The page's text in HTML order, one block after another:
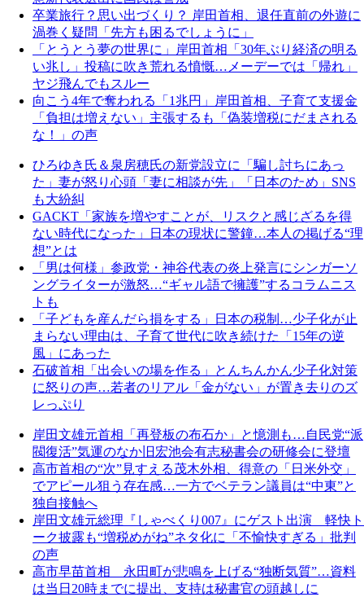
卒業旅行？思い出づくり？ 岸田首相、退任直前の外遊に
渦巻く疑問「先方も困るでしょうに」
「とうとう夢の世界に」岸田首相「30年ぶり経済の明る
い兆し」投稿に吹き荒れる憤慨…メーデーでは「帰れ」
ヤジ飛んでもスルー
向こう4年で奪われる「1兆円」岸田首相、子育て支援金
「負担は増えない」主張するも「偽装増税にだまされる
な！」の声
ひろゆき氏＆泉房穂氏の新党設立に「騙し討ちにあっ
た」妻が怒り心頭「妻に相談が先」「日本のため」SNS
も大紛糾
GACKT「家族を増やすことが、リスクと感じざるを得
ない時代になった」日本の現状に警鐘…本人の掲げる“理
想”とは
「男は何様」参政党・神谷代表の炎上発言にシンガーソ
ングライターが激怒…“ギャル語で擁護”するコラムニス
トも
「子どもを産んだら損をする」日本の税制…少子化が止
まらない理由は、子育て世代に吹き続けた「15年の逆
風」にあった
石破首相「出会いの場を作る」とんちんかん少子化対策
に怒りの声…若者のリアル「金がない」が置き去りのズ
レっぷり
岸田文雄元首相「再登板の布石か」と憶測も…自民党“派
閥復活”気運のなか旧宏池会有志秘書会の研修会に登壇
高市首相の“次”見すえる茂木外相、得意の「日米外交」
でアピール狙う存在感…一方でベテラン議員は“中東”と
独自接触へ
岸田文雄元総理『しゃべくり007』にゲスト出演 軽快ト
ーク披露も“増税めがね”ネタ化に「不愉快すぎる」批判
の声
高市早苗首相 永田町が悲鳴を上げる“独断気質”…資料
は当日20時までに提出、支持は秘書官の頭越しに